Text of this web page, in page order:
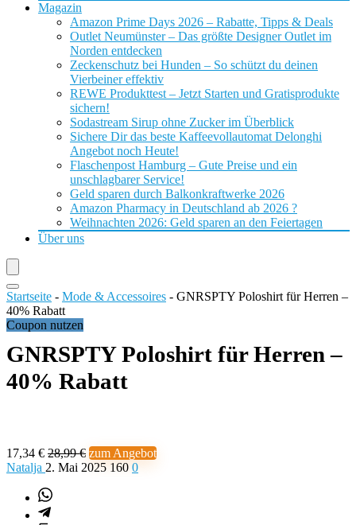
Magazin
Amazon Prime Days 2026 – Rabatte, Tipps & Deals
Outlet Neumünster – Das größte Designer Outlet im
Norden entdecken
Zeckenschutz bei Hunden – So schützt du deinen
Vierbeiner effektiv
REWE Produkttest – Jetzt Starten und Gratisprodukte
sichern!
Sodastream Sirup ohne Zucker im Überblick
Sichere Dir das beste Kaffeevollautomat Delonghi
Angebot noch Heute!
Flaschenpost Hamburg – Gute Preise und ein
unschlagbarer Service!
Geld sparen durch Balkonkraftwerke 2026
Amazon Pharmacy in Deutschland ab 2026 ?
Weihnachten 2026: Geld sparen an den Feiertagen
Über uns
Startseite - Mode & Accessoires - GNRSPTY Poloshirt für Herren –
40% Rabatt
Coupon nutzen
GNRSPTY Poloshirt für Herren –
40% Rabatt
17,34 € 28,99 € zum Angebot
Natalja 2. Mai 2025 160 0